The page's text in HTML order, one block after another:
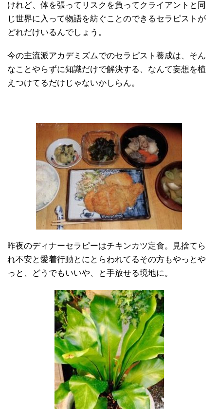
けれど、体を張ってリスクを負ってクライアントと同
じ世界に入って物語を紡ぐことのできるセラピストが
どれだけいるんでしょう。
今の主流派アカデミズムでのセラピスト養成は、そん
なことやらずに知識だけで解決する、なんて妄想を植
えつけてるだけじゃないかしらん。
昨夜のディナーセラピーはチキンカツ定食。見捨てら
れ不安と愛着行動とにとらわれてるその方もやっとや
っと、どうでもいいや、と手放せる境地に。